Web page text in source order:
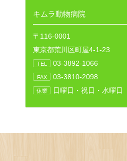
キムラ動物病院
〒116-0001
東京都荒川区町屋4-1-23
TEL 03-3892-1066
FAX 03-3810-2098
休業 日曜日・祝日・水曜日